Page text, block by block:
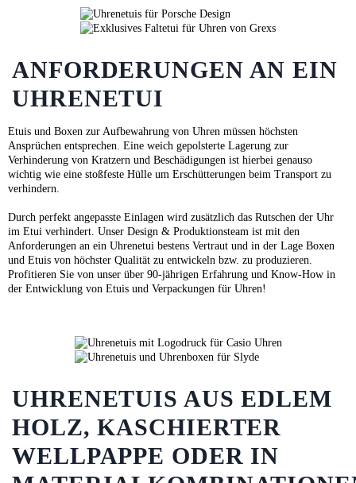
ANFORDERUNGEN AN EIN
UHRENETUI
Etuis und Boxen zur Aufbewahrung von Uhren müssen höchsten
Ansprüchen entsprechen. Eine weich gepolsterte Lagerung zur
Verhinderung von Kratzern und Beschädigungen ist hierbei genauso
wichtig wie eine stoßfeste Hülle um Erschütterungen beim Transport zu
verhindern.
Durch perfekt angepasste Einlagen wird zusätzlich das Rutschen der Uhr
im Etui verhindert. Unser Design & Produktionsteam ist mit den
Anforderungen an ein Uhrenetui bestens Vertraut und in der Lage Boxen
und Etuis von höchster Qualität zu entwickeln bzw. zu produzieren.
Profitieren Sie von unser über 90-jährigen Erfahrung und Know-How in
der Entwicklung von Etuis und Verpackungen für Uhren!
UHRENETUIS AUS EDLEM
HOLZ, KASCHIERTER
WELLPAPPE ODER IN